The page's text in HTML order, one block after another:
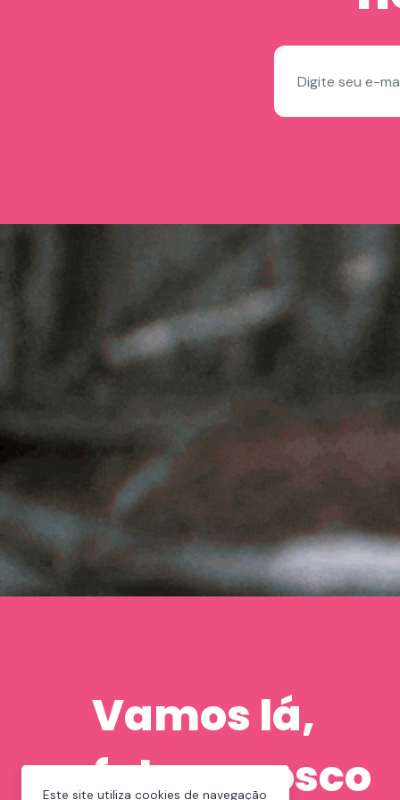
Vamos lá,
fale conosco
Este site utiliza cookies de navegação